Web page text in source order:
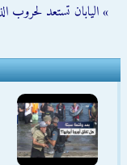
» اليابان تستعد لحروب